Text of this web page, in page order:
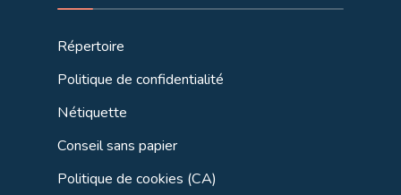
Répertoire
Politique de confidentialité
Nétiquette
Conseil sans papier
Politique de cookies (CA)